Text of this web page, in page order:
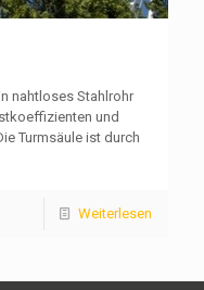
nahtloses Stahlrohr
und
Turmsäule ist durch
Weiterlesen